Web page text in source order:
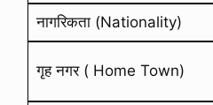
नागरिकता (Nationality)
गृह नगर ( Home Town)